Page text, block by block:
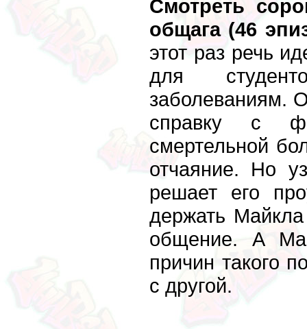
Смотреть
общага (46
этот раз речь
для
заболеваниям.
справку с
смертельной
отчаяние. Но
решает его
держать
общение. А
причин такого
с другой.